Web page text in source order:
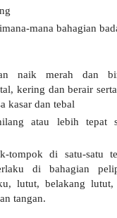
mana bahagian
naik merah dan
kering dan berair
kasar dan tebal
atau lebih tepat
tompok di satu-satu
di bahagian
lutut, belakang lutut,
tangan.